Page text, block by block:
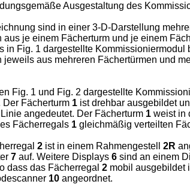
Ausgestaltung des
sind in einer 3-D-Darstellung
aus je einem Fächerturm und je einem
in Fig. 1 dargestellte
jeweils aus mehreren Fächertürmen und
Fig. 1 und Fig. 2 dargestellte
Der Fächerturm 1 ist drehbar ausgebildet
angedeutet. Der Fächerturm 1 weist in
Fächerregals 1 gleichmäßig verteilten
2 ist in einem Rahmengestell 2R
7 auf. Weitere Displays 6 sind an einem
dass das Fächerregal 2 mobil ausgebildet
10 angeordnet.